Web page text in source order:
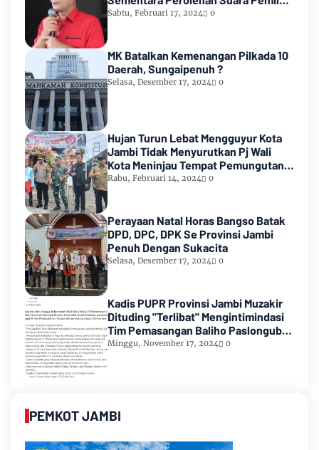
2024
Sabtu, Februari 17, 2024 0
MK Batalkan Kemenangan Pilkada 10
Daerah, Sungaipenuh ?
Selasa, Desember 17, 2024 0
Hujan Turun Lebat Mengguyur Kota
Jambi Tidak Menyurutkan Pj Wali
Kota Meninjau Tempat Pemungutan
Suara Pemilu 2024
Rabu, Februari 14, 2024 0
Perayaan Natal Horas Bangso Batak
DPD, DPC, DPK Se Provinsi Jambi
Penuh Dengan Sukacita
Selasa, Desember 17, 2024 0
Kadis PUPR Provinsi Jambi Muzakir
Dituding "Terlibat" Mengintimindasi
Tim Pemasangan Baliho Paslongub
Romi-Sudirman
Minggu, November 17, 2024 0
PEMKOT JAMBI